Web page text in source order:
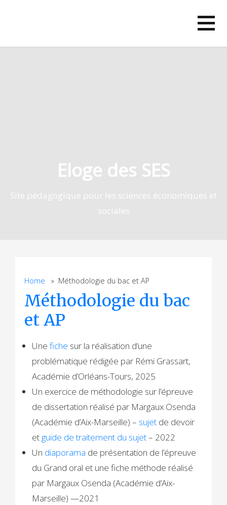
Eloge des SES
Site pédagogique pour les sciences économiques et
sociales
Home » Méthodologie du bac et AP
Méthodologie du bac
et AP
Unefiche sur la réalisation d’une
problématique rédigée par Rémi Grassart,
Académie d’Orléans-Tours, 2025
Un exercice de méthodologie sur l’épreuve
de dissertation réalisé par Margaux Osenda
(Académie d’Aix-Marseille) – sujet de devoir
et guide de traitement du sujet– 2022
Un diaporama de présentation de l’épreuve
du Grand oral et une fiche méthode réalisé
par Margaux Osenda (Académie d’Aix-
Marseille) —2021